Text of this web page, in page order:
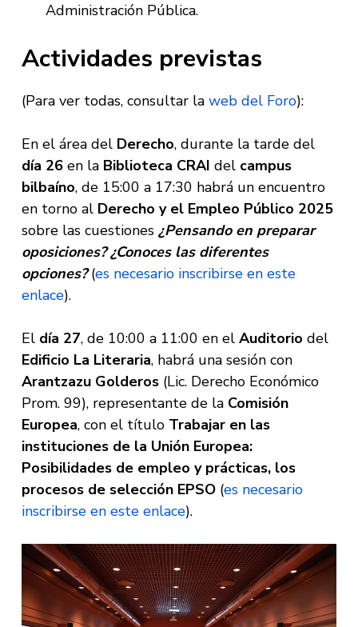
Administración Pública.
Actividades previstas
(Para ver todas, consultar la web del Foro):
En el área del Derecho, durante la tarde del
día 26en la Biblioteca CRAI del campus
bilbaíno, de 15:00 a 17:30 habrá un encuentro
en torno al Derecho y el Empleo Público 2025
sobre las cuestiones ¿Pensando en preparar
oposiciones? ¿Conoces las diferentes
opciones?(es necesario inscribirse en este
enlace).
El día 27, de 10:00 a 11:00 en el Auditorio del
Edificio La Literaria, habrá una sesión con
Arantzazu Golderos(Lic. Derecho Económico
Prom. 99), representante de la Comisión
Europea, con el título Trabajar en las
instituciones de la Unión Europea:
Posibilidades de empleo y prácticas, los
procesos de selección EPSO(es necesario
inscribirse en este enlace).